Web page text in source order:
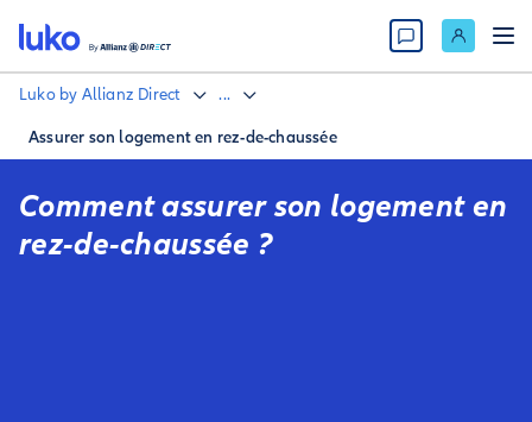
Luko by Allianz Direct ...
Assurer son logement en rez-de-chaussée
Comment assurer son logement en
rez-de-chaussée ?